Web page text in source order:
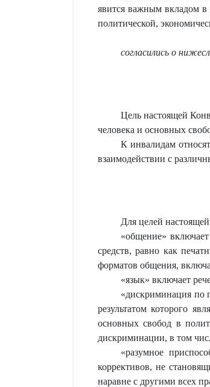
явится важным вкладом в
политической,
согласились о
Цель настоящей
человека и основных
К инвалидам
взаимодействии с
Для целей
«общение»
средств, равно как
форматов общения,
«язык» включает
«дискриминация по
результатом которого
основных свобод в
дискриминации, в том
«разумное
коррективов, не
наравне с другими всех